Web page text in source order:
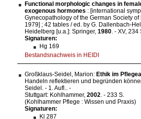
Functional morphologic changes in
exogenous hormones : [international
Gynecopathology of the German Society
1979] ; 42 tables / ed. by G. Dallenbach-
Heidelberg [u.a.]: Springer, 1980. - XV, 234
Signaturen:
Hg 169
Bestandsnachweis in HEIDI
Großklaus-Seidel, Marion: Ethik im
Handeln reflektieren und begründen
Seidel. - 1. Aufl.. -
Stuttgart: Kohlhammer, 2002. - 233 S.
(Kohlhammer Pflege : Wissen und Praxis)
Signaturen:
Kl 287